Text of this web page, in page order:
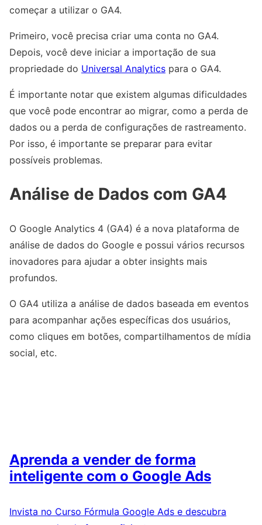
começar a utilizar o GA4.
Primeiro, você precisa criar uma conta no GA4.
Depois, você deve iniciar a importação de sua
propriedade do Universal Analytics para o GA4.
É importante notar que existem algumas dificuldades
que você pode encontrar ao migrar, como a perda de
dados ou a perda de configurações de rastreamento.
Por isso, é importante se preparar para evitar
possíveis problemas.
Análise de Dados com GA4
O Google Analytics 4 (GA4) é a nova plataforma de
análise de dados do Google e possui vários recursos
inovadores para ajudar a obter insights mais
profundos.
O GA4 utiliza a análise de dados baseada em eventos
para acompanhar ações específicas dos usuários,
como cliques em botões, compartilhamentos de mídia
social, etc.
Aprenda a vender de forma
inteligente com o Google Ads
Invista no Curso Fórmula Google Ads e descubra